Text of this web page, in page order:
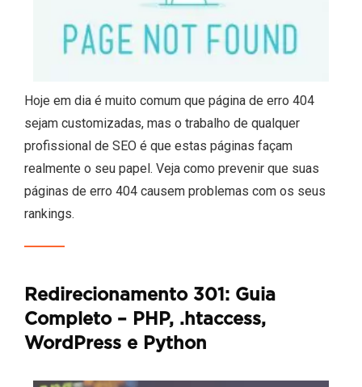
Hoje em dia é muito comum que página de erro 404
sejam customizadas, mas o trabalho de qualquer
profissional de SEO é que estas páginas façam
realmente o seu papel. Veja como prevenir que suas
páginas de erro 404 causem problemas com os seus
rankings.
Redirecionamento 301: Guia
Completo – PHP, .htaccess,
WordPress e Python